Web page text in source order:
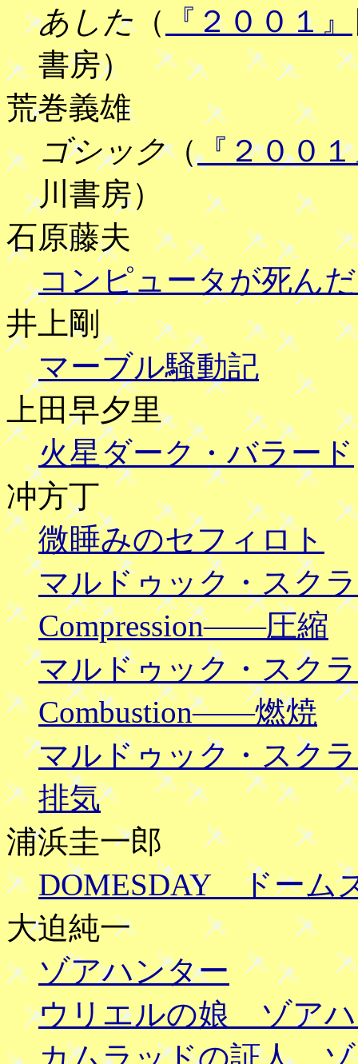
あした（ 『２００１』
書房）
荒巻義雄
ゴシック（『２００
川書房）
石原藤夫
コンピュータが死ん
井上剛
マーブル騒動記
上田早夕里
火星ダーク・バラード
冲方丁
微睡みのセフィロト
マルドゥック・スク
Compression――圧縮
マルドゥック・スクラ
Combustion――燃焼
マルドゥック・スク
排気
浦浜圭一郎
DOMESDAY ドーム
大迫純一
ゾアハンター
ウリエルの娘 ゾア